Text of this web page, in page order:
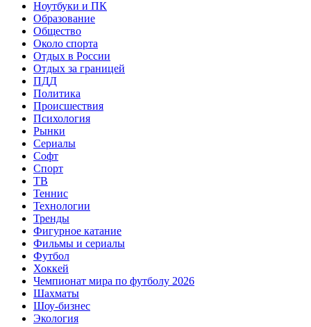
Ноутбуки и ПК
Образование
Общество
Около спорта
Отдых в России
Отдых за границей
ПДД
Политика
Происшествия
Психология
Рынки
Сериалы
Софт
Спорт
ТВ
Теннис
Технологии
Тренды
Фигурное катание
Фильмы и сериалы
Футбол
Хоккей
Чемпионат мира по футболу 2026
Шахматы
Шоу-бизнес
Экология